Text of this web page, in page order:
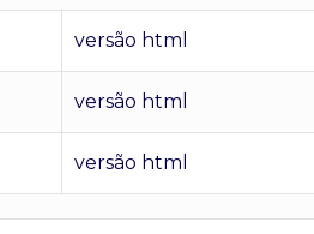
versão html
versão html
versão html